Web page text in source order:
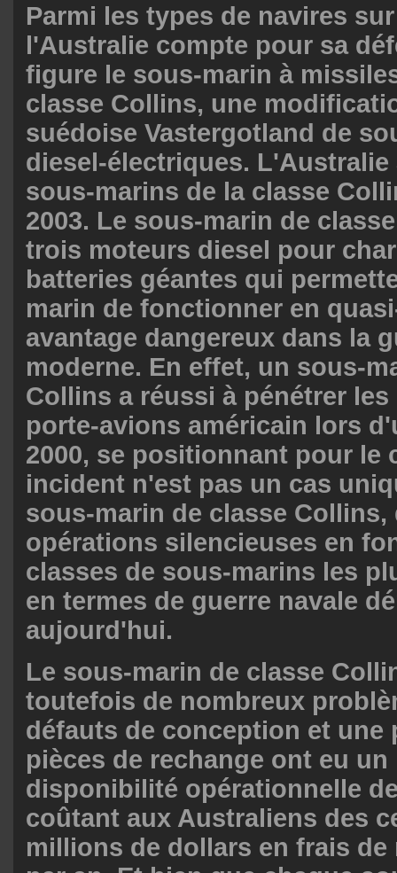
Parmi les types de navires
l'Australie compte pour sa
figure le sous-marin à
classe Collins, une
suédoise Vastergotland de
diesel-électriques. L'Australie
sous-marins de la classe
2003. Le sous-marin de
trois moteurs diesel pour
batteries géantes qui
marin de fonctionner en
avantage dangereux dans la
moderne. En effet, un sous-
Collins a réussi à pénétrer
porte-avions américain lors
2000, se positionnant pour le
incident n'est pas un cas
sous-marin de classe Collins,
opérations silencieuses en
classes de sous-marins les
en termes de guerre navale
aujourd'hui.
Le sous-marin de classe
toutefois de nombreux
défauts de conception et une
pièces de rechange ont eu
disponibilité opérationnelle
coûtant aux Australiens des
millions de dollars en frais de